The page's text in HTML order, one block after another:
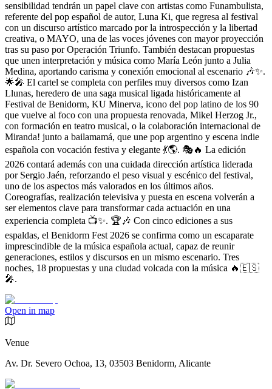
sensibilidad tendrán un papel clave con artistas como Funambulista,
referente del pop español de autor, Luna Ki, que regresa al festival
con un discurso artístico marcado por la introspección y la libertad
creativa, o MAYO, una de las voces jóvenes con mayor proyección
tras su paso por Operación Triunfo. También destacan propuestas
que unen interpretación y música como María León junto a Julia
Medina, aportando carisma y conexión emocional al escenario 🎶✨.
🌟🎤 El cartel se completa con perfiles muy diversos como Izan
Llunas, heredero de una saga musical ligada históricamente al
Festival de Benidorm, KU Minerva, icono del pop latino de los 90
que vuelve al foco con una propuesta renovada, Mikel Herzog Jr.,
con formación en teatro musical, o la colaboración internacional de
Miranda! junto a bailamamá, que une pop argentino y escena indie
española con vocación festiva y elegante 💃🌎. 🎭🔥 La edición
2026 contará además con una cuidada dirección artística liderada
por Sergio Jaén, reforzando el peso visual y escénico del festival,
uno de los aspectos más valorados en los últimos años.
Coreografías, realización televisiva y puesta en escena volverán a
ser elementos clave para transformar cada actuación en una
experiencia completa 📺✨. 🏆🎶 Con cinco ediciones a sus
espaldas, el Benidorm Fest 2026 se confirma como un escaparate
imprescindible de la música española actual, capaz de reunir
generaciones, estilos y discursos en un mismo escenario. Tres
noches, 18 propuestas y una ciudad volcada con la música 🔥🇪🇸
🎤.
Open in map
Venue
Av. Dr. Severo Ochoa, 13, 03503 Benidorm, Alicante